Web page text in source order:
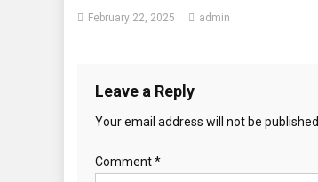
February 22, 2025 admin
Leave a Reply
Your email address will not be published.
Comment*